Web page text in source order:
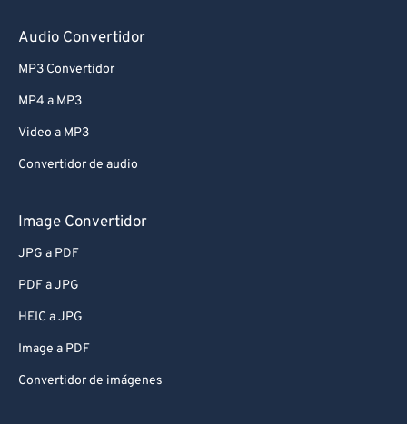
Audio Convertidor
MP3 Convertidor
MP4 a MP3
Video a MP3
Convertidor de audio
Image Convertidor
JPG a PDF
PDF a JPG
HEIC a JPG
Image a PDF
Convertidor de imágenes